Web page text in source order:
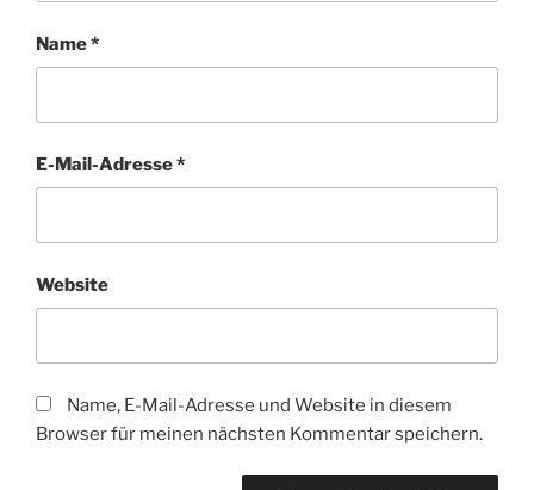
Name*
E-Mail-Adresse*
Website
Name, E-Mail-Adresse und Website in diesem
Browser für meinen nächsten Kommentar speichern.